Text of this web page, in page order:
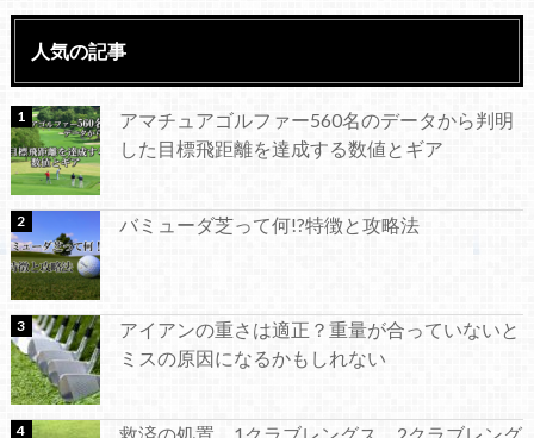
人気の記事
アマチュアゴルファー560名のデータから判明
した目標飛距離を達成する数値とギア
バミューダ芝って何!?特徴と攻略法
アイアンの重さは適正？重量が合っていないと
ミスの原因になるかもしれない